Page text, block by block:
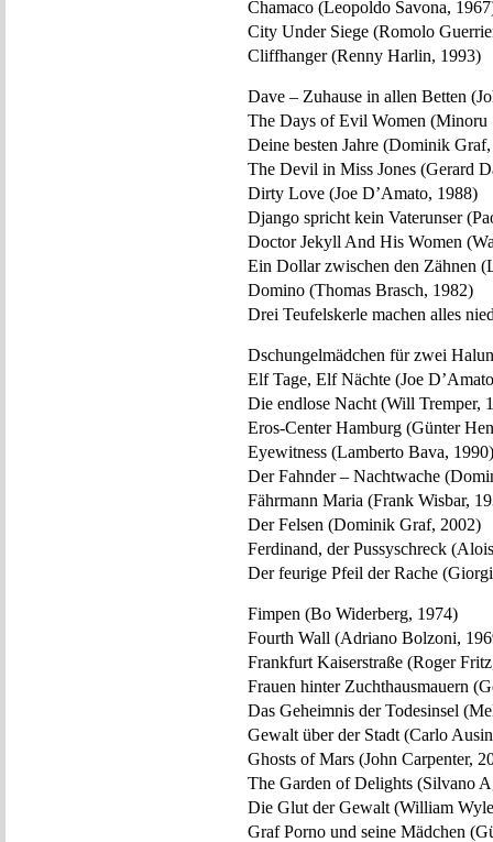
Chamaco (Leopoldo Savona,
City Under Siege (Romolo
Cliffhanger (Renny Harlin, 1993)
Dave – Zuhause in allen Betten
The Days of Evil Women (Minoru
Deine besten Jahre (Dominik
The Devil in Miss Jones (Gerard
Dirty Love (Joe D’Amato, 1988)
Django spricht kein Vaterunser
Doctor Jekyll And His Women
Ein Dollar zwischen den Zähnen
Domino (Thomas Brasch, 1982)
Drei Teufelskerle machen alles
Dschungelmädchen für zwei
Elf Tage, Elf Nächte (Joe
Die endlose Nacht (Will Tremper,
Eros-Center Hamburg (Günter
Eyewitness (Lamberto Bava, 1990)
Der Fahnder – Nachtwache
Fährmann Maria (Frank Wisbar,
Der Felsen (Dominik Graf, 2002)
Ferdinand, der Pussyschreck
Der feurige Pfeil der Rache
Fimpen (Bo Widerberg, 1974)
Fourth Wall (Adriano Bolzoni,
Frankfurt Kaiserstraße (Roger
Frauen hinter Zuchthausmauern
Das Geheimnis der Todesinsel
Gewalt über der Stadt (Carlo
Ghosts of Mars (John Carpenter,
The Garden of Delights (Silvano
Die Glut der Gewalt (William
Graf Porno und seine Mädchen